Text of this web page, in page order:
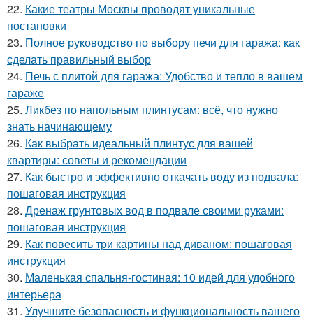
22. Какие театры Москвы проводят уникальные
постановки
23. Полное руководство по выбору печи для гаража: как
сделать правильный выбор
24. Печь с плитой для гаража: Удобство и тепло в вашем
гараже
25. Ликбез по напольным плинтусам: всё, что нужно
знать начинающему
26. Как выбрать идеальный плинтус для вашей
квартиры: советы и рекомендации
27. Как быстро и эффективно откачать воду из подвала:
пошаговая инструкция
28. Дренаж грунтовых вод в подвале своими руками:
пошаговая инструкция
29. Как повесить три картины над диваном: пошаговая
инструкция
30. Маленькая спальня-гостиная: 10 идей для удобного
интерьера
31. Улучшите безопасность и функциональность вашего